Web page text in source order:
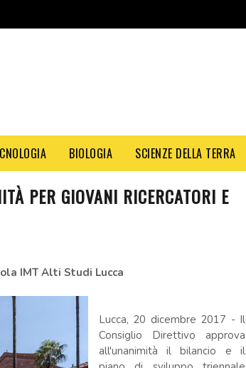
BIOLOGIA SCIENZE DELLA TERRA
PER GIOVANI RICERCATORI E
IMT Alti Studi Lucca
Lucca, 20 dicembre 2017 - Il
Consiglio Direttivo approva
all'unanimità il bilancio e il